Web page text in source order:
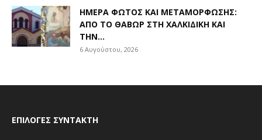
ΗΜΈΡΑ ΦΩΤΌΣ ΚΑΙ ΜΕΤΑΜΌΡΦΩΣΗΣ:
ΑΠΌ ΤΟ ΘΑΒΏΡ ΣΤΗ ΧΑΛΚΙΔΙΚΉ ΚΑΙ
ΤΗΝ...
6 Αυγούστου, 2026
ΕΠΙΛΟΓΈΣ ΣΥΝΤΆΚΤΗ